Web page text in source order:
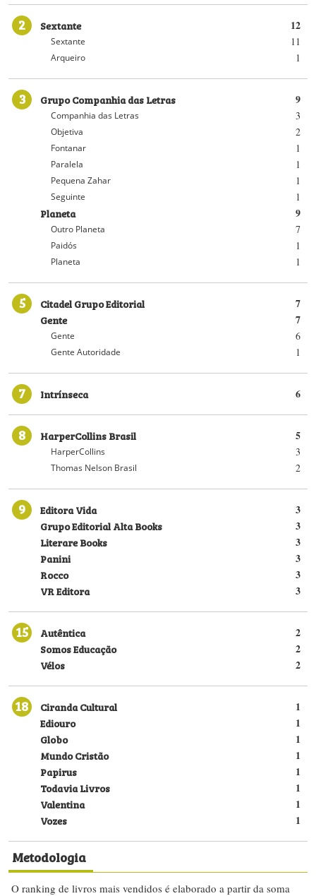
2 12
Sextante
11
Sextante
1
Arqueiro
3 9
Grupo Companhia das Letras
3
Companhia das Letras
2
Objetiva
1
Fontanar
1
Paralela
1
Pequena Zahar
1
Seguinte
9
Planeta
7
Outro Planeta
1
Paidós
1
Planeta
5 7
Citadel Grupo Editorial
7
Gente
6
Gente
1
Gente Autoridade
7 6
Intrínseca
8 5
HarperCollins Brasil
3
HarperCollins
2
Thomas Nelson Brasil
9 3
Editora Vida
3
Grupo Editorial Alta Books
3
Literare Books
3
Panini
3
Rocco
3
VR Editora
15 2
Autêntica
2
Somos Educação
2
Vélos
18 1
Ciranda Cultural
1
Ediouro
1
Globo
1
Mundo Cristão
1
Papirus
1
Todavia Livros
1
Valentina
1
Vozes
Metodologia
O ranking de livros mais vendidos é elaborado a partir da soma